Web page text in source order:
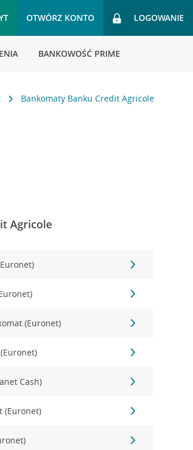
OTWÓRZ KONTO LOGOWANIE
BANKOWOŚĆ PRIME
Bankomaty Banku Credit Agricole
Agricole
(Euronet)
Cash)
(Euronet)